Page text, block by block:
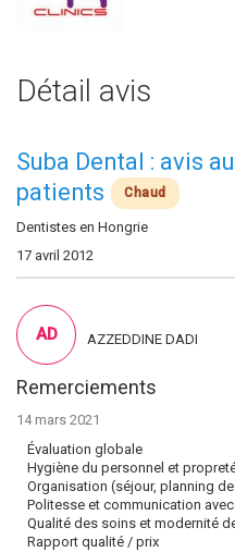
Détail avis
Suba Dental : avis
patients
Chaud
Dentistes en Hongrie
17 avril 2012
Remerciements
14 mars 2021
Évaluation globale
Hygiène du personnel et
Organisation (séjour, planning
Politesse et communication
Qualité des soins et modernité
Rapport qualité / prix
AD AZZEDDINE DADI